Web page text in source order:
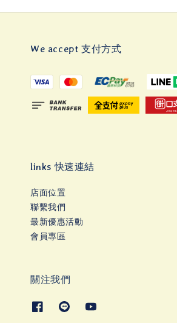
We accept 支付方式
links 快速連結
店面位置
聯繫我們
最新優惠活動
會員專區
關注我們